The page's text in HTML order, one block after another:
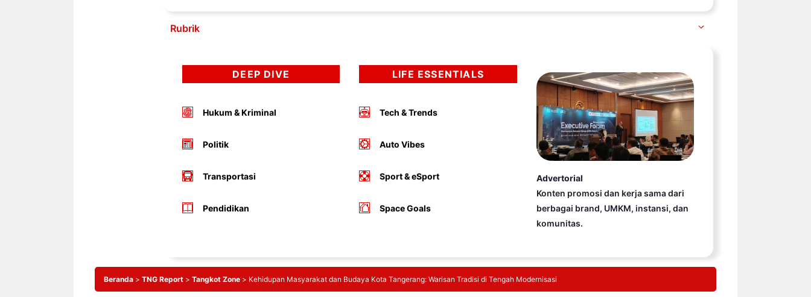
Rubrik
DEEP DIVE
Hukum & Kriminal
Politik
Transportasi
Pendidikan
LIFE ESSENTIALS
Tech & Trends
Auto Vibes
Sport & eSport
Space Goals
Advertorial
Konten promosi dan kerja sama dari
berbagai brand, UMKM, instansi, dan
komunitas.
Beranda > TNG Report > Tangkot Zone > Kehidupan Masyarakat dan Budaya Kota Tangerang: Warisan Tradisi di Tengah Modernisasi